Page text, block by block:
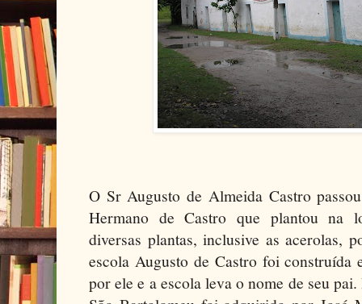
O Sr Augusto de Almeida Castro
Hermano de Castro que plantou na
diversas plantas, inclusive as acerolas,
escola Augusto de Castro foi construída
por ele e a escola leva o nome de seu